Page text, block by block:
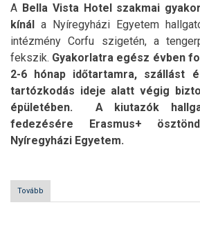
A Bella Vista Hotel szakmai
kínál a Nyíregyházi Egyetem
intézmény Corfu szigetén, a
fekszik. Gyakorlatra egész évben
2-6 hónap időtartamra, szállást
tartózkodás ideje alatt végig
épületében. A kiutazók
fedezésére Erasmus+
Nyíregyházi Egyetem.
Tovább
gyakorlati